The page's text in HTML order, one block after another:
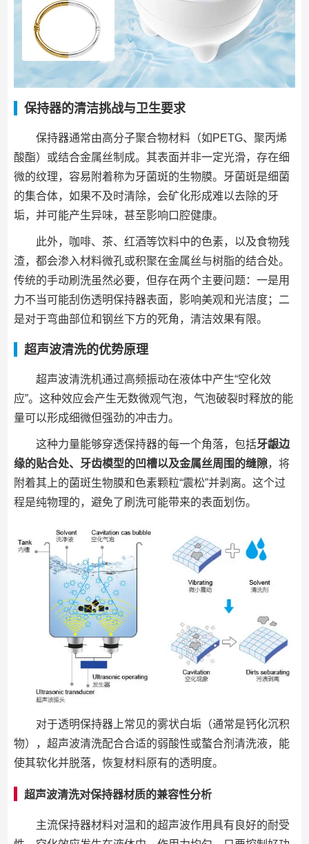
保持器的清洁挑战与卫生要求
保持器通常由高分子聚合物材料（如PETG、聚丙烯
酸酯）或结合金属丝制成。其表面并非一定光滑，存在细
微的纹理，容易附着称为牙菌斑的生物膜。牙菌斑是细菌
的集合体，如果不及时清除，会矿化形成难以去除的牙
垢，并可能产生异味，甚至影响口腔健康。
此外，咖啡、茶、红酒等饮料中的色素，以及食物残
渣，都会渗入材料微孔或积聚在金属丝与树脂的结合处。
传统的手动刷洗虽然必要，但存在两个主要问题：一是用
力不当可能刮伤透明保持器表面，影响美观和光洁度；二
是对于弯曲部位和钢丝下方的死角，清洁效果有限。
超声波清洗的优势原理
超声波清洗机通过高频振动在液体中产生“空化效
应”。这种效应会产生无数微观气泡，气泡破裂时释放的能
量可以形成细微但强劲的冲击力。
这种力量能够穿透保持器的每一个角落，包括牙龈边
缘的贴合处、牙齿模型的凹槽以及金属丝周围的缝隙，将
附着其上的菌斑生物膜和色素颗粒“震松”并剥离。这个过
程是纯物理的，避免了刷洗可能带来的表面划伤。
对于透明保持器上常见的雾状白垢（通常是钙化沉积
物），超声波清洗配合合适的弱酸性或螯合剂清洗液，能
使其软化并脱落，恢复材料原有的透明度。
超声波清洗对保持器材质的兼容性分析
主流保持器材料对温和的超声波作用具有良好的耐受